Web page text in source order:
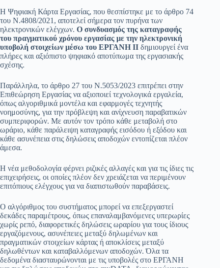
Η Ψηφιακή Κάρτα Εργασίας, που θεσπίστηκε με το άρθρο 74
του Ν.4808/2021, αποτελεί σήμερα τον πυρήνα των
ηλεκτρονικών ελέγχων. Ο συνδυασμός της καταγραφής
του πραγματικού χρόνου εργασίας με την ηλεκτρονική
υποβολή στοιχείων μέσω του ΕΡΓΑΝΗ ΙΙ δημιουργεί ένα
πλήρες και αξιόπιστο ψηφιακό αποτύπωμα της εργασιακής
σχέσης.
Παράλληλα, το άρθρο 27 του Ν.5053/2023 επιτρέπει στην
Επιθεώρηση Εργασίας να αξιοποιεί τεχνολογικά εργαλεία,
όπως αλγοριθμικά μοντέλα και εφαρμογές τεχνητής
νοημοσύνης, για την πρόβλεψη και ανίχνευση παραβατικών
συμπεριφορών. Με αυτόν τον τρόπο κάθε μεταβολή στο
ωράριο, κάθε παράλειψη καταγραφής εισόδου ή εξόδου και
κάθε ασυνέπεια στις δηλώσεις αποδοχών εντοπίζεται πλέον
άμεσα.
Η νέα μεθοδολογία φέρνει ριζικές αλλαγές και για τις ίδιες τις
επιχειρήσεις, οι οποίες πλέον δεν χρειάζεται να περιμένουν
επιτόπιους ελέγχους για να διαπιστωθούν παραβάσεις.
Ο αλγόριθμος του συστήματος μπορεί να επεξεργαστεί
δεκάδες παραμέτρους, όπως επαναλαμβανόμενες υπερωρίες
χωρίς ρεπό, διαφορετικές δηλώσεις ωραρίου για τους ίδιους
εργαζόμενους, ασυνέπειες μεταξύ δηλωμένων και
πραγματικών στοιχείων κάρτας ή αποκλίσεις μεταξύ
δηλωθέντων και καταβαλλόμενων αποδοχών. Όλα τα
δεδομένα διασταυρώνονται με τις υποβολές στο ΕΡΓΑΝΗ